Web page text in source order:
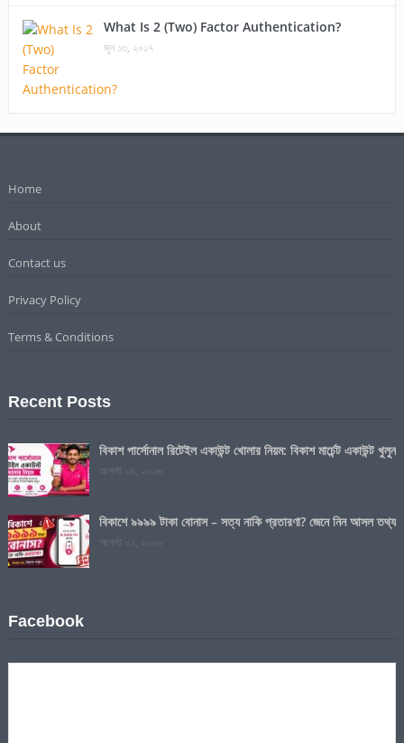
What Is 2 (Two) Factor Authentication?
জুন ১৩, ২০১৭
Home
About
Contact us
Privacy Policy
Terms & Conditions
Recent Posts
বিকাশ পার্সোনাল রিটেইল একাউন্ট খোলার নিয়ম: বিকাশ মার্চেন্ট একাউন্ট খুলুন
আগস্ট ০৪, ২০২৬
বিকাশে ৯৯৯৯ টাকা বোনাস – সত্য নাকি প্রতারণা? জেনে নিন আসল তথ্য
আগস্ট ০২, ২০২৬
Facebook